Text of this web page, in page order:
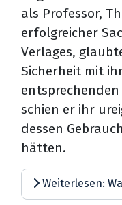
als Professor,
erfolgreicher
Verlages,
Sicherheit mit
schien er ihr
dessen
hätten.
Weiterlesen: